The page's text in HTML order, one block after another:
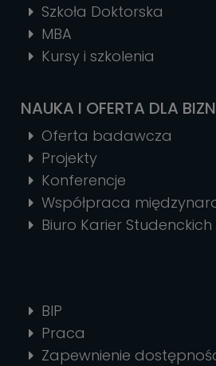
Szkoła Doktorska
MBA
Kursy i szkolenia
NAUKA I OFERTA DLA
Oferta badawcza
Projekty
Konferencje
Współpraca
Biuro Karier Studenckich
BIP
Praca
Zapewnienie